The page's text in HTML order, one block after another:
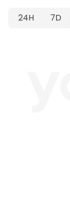
24H 7D